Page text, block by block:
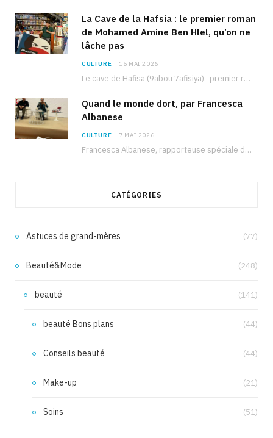
La Cave de la Hafsia : le premier roman
de Mohamed Amine Ben Hlel, qu’on ne
lâche pas
CULTURE 15 MAI 2026
Le cave de Hafisa (9abou 7afisiya), premier roman du journaliste tunisien Mohamed Amine Ben Hlel,…
Quand le monde dort, par Francesca
Albanese
CULTURE 7 MAI 2026
Francesca Albanese, rapporteuse spéciale de l’ONU sur les territoires palestiniens occupés, était à Tunis pour…
CATÉGORIES
Astuces de grand-mères (77)
Beauté&Mode (248)
beauté (141)
beauté Bons plans (44)
Conseils beauté (44)
Make-up (21)
Soins (51)